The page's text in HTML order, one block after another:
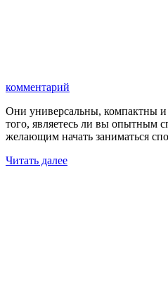
комментарий
Они универсальны, компактны
того, являетесь ли вы опытным
желающим начать заниматься
Читать далее